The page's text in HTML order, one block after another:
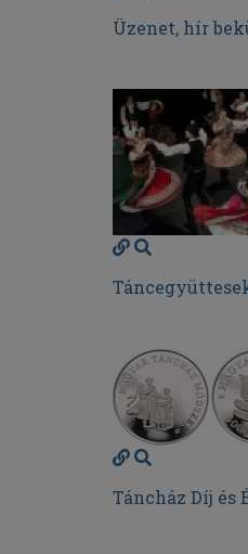
Üzenet, hír
Táncház Díj és